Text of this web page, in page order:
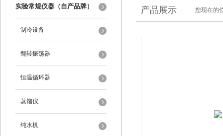
实验常规仪器（自产品牌）
制冷设备
翻转振荡器
恒温循环器
蒸馏仪
纯水机
产品展示 您现在的